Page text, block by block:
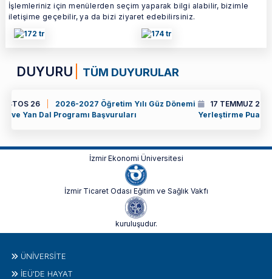
İşlemleriniz için menülerden seçim yaparak bilgi alabilir, bizimle
iletişime geçebilir, ya da bizi ziyaret edebilirsiniz.
DUYURU TÜM DUYURULAR
2027 Öğretim Yılı Güz Dönemi
Başvuruları
17 TEMMUZ 26
Genel Not
Yerleştirme Puanına Göre
İzmir Ekonomi Üniversitesi
İzmir Ticaret Odası Eğitim ve Sağlık Vakfı
kuruluşudur.
ÜNIVERSITE
İEÜ'DE HAYAT